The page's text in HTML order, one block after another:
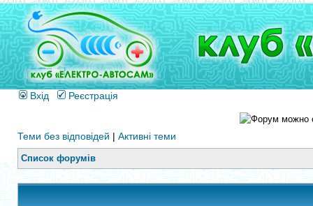
Вхід Реєстрація
Теми без відповідей | Активні теми
Список форумів